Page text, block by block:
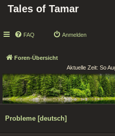
Tales of Tamar
FAQ Anmelden
Foren-Übersicht
Aktuelle Zeit: So
Probleme [deutsch]